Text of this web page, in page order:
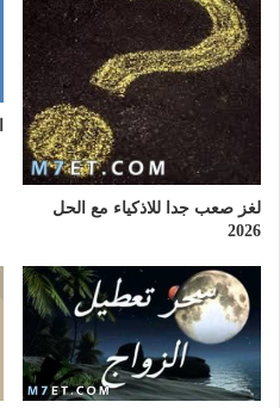
لغز صعب جدا للاذكياء مع الحل
2026